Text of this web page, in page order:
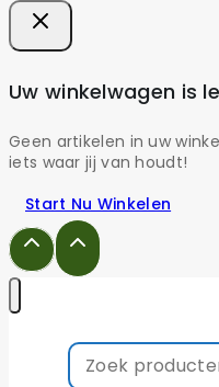
Uw winkelwagen is
Geen artikelen in uw
iets waar jij van houdt!
Start Nu Winkelen